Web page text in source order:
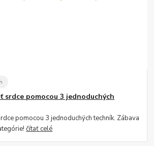
srdce pomocou 3 jednoduchých
pomocou 3 jednoduchých techník. Zábava
čítať celé